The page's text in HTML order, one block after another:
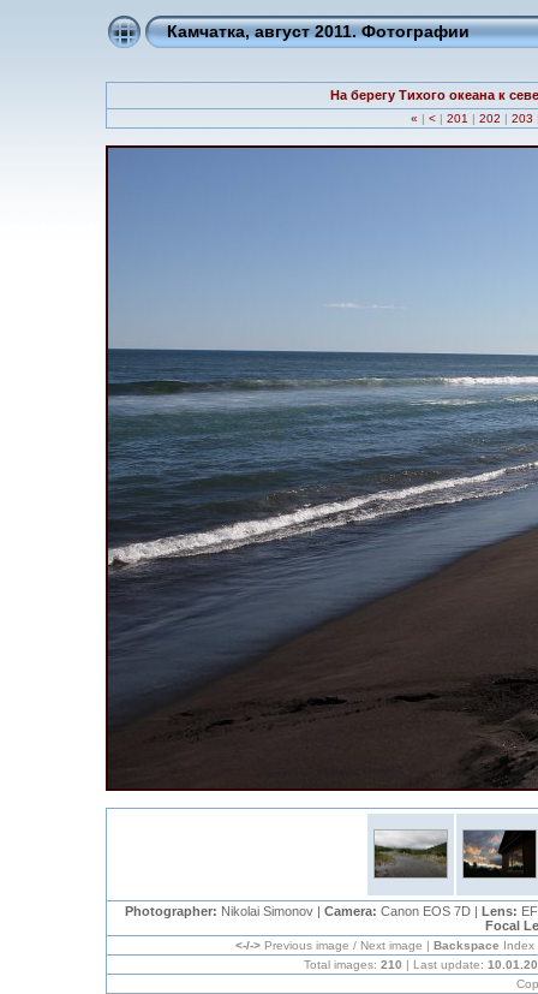
Камчатка, август 2011. Фотографии
На берегу Тихого океана к
« | < | 201 | 202 | 203
Photographer: Nikolai Simonov | Camera: Canon EOS 7D | Lens:
Focal
<-/-> Previous image / Next image | Backspace
Total images: 210 | Last update: